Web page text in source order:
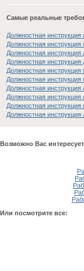
Самые реальные
Должностная
Должностная
Должностная инструкция
Должностная
Должностная
Должностная инструкция
Должностная инструкция
Должностная инструкция
Должностная
Должностная инструкция
Возможно Вас
Или посмотрите все: